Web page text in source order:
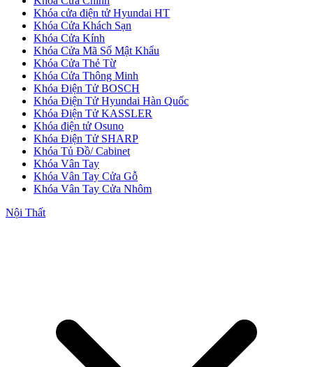
Quy mô nhà xưởng
Khóa cửa điện tử Hyundai HT
Khóa Cửa Khách Sạn
Khóa Cửa Kính
Khóa Cửa Mã Số Mật Khẩu
Khóa Cửa Thẻ Từ
Khóa Cửa Thông Minh
Khóa Điện Tử BOSCH
Khóa Điện Tử Hyundai Hàn Quốc
Khóa Điện Tử KASSLER
Khóa điện tử Osuno
Khóa Điện Tử SHARP
Khóa Tủ Đồ/ Cabinet
Khóa Vân Tay
Khóa Vân Tay Cửa Gỗ
Khóa Vân Tay Cửa Nhôm
Nội Thất